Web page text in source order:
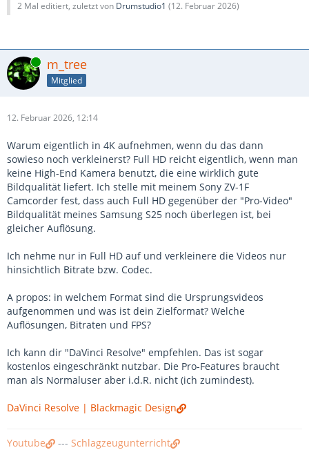
2 Mal editiert, zuletzt von Drumstudio1 (12. Februar 2026)
Online m_tree
Mitglied
12. Februar 2026, 12:14
Warum eigentlich in 4K aufnehmen, wenn du das dann
sowieso noch verkleinerst? Full HD reicht eigentlich, wenn man
keine High-End Kamera benutzt, die eine wirklich gute
Bildqualität liefert. Ich stelle mit meinem Sony ZV-1F
Camcorder fest, dass auch Full HD gegenüber der "Pro-Video"
Bildqualität meines Samsung S25 noch überlegen ist, bei
gleicher Auflösung.
Ich nehme nur in Full HD auf und verkleinere die Videos nur
hinsichtlich Bitrate bzw. Codec.
A propos: in welchem Format sind die Ursprungsvideos
aufgenommen und was ist dein Zielformat? Welche
Auflösungen, Bitraten und FPS?
Ich kann dir "DaVinci Resolve" empfehlen. Das ist sogar
kostenlos eingeschränkt nutzbar. Die Pro-Features braucht
man als Normaluser aber i.d.R. nicht (ich zumindest).
DaVinci Resolve | Blackmagic Design
Youtube --- Schlagzeugunterricht